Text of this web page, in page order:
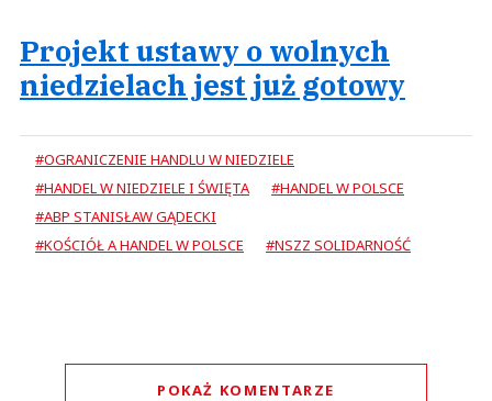
Projekt ustawy o wolnych
niedzielach jest już gotowy
#OGRANICZENIE HANDLU W NIEDZIELE
#HANDEL W NIEDZIELE I ŚWIĘTA
#HANDEL W POLSCE
#ABP STANISŁAW GĄDECKI
#KOŚCIÓŁ A HANDEL W POLSCE
#NSZZ SOLIDARNOŚĆ
POKAŻ KOMENTARZE